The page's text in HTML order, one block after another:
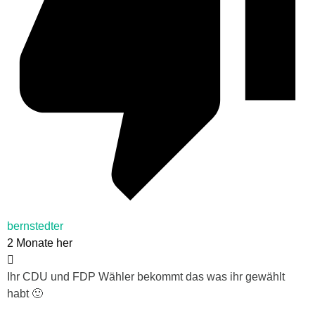
bernstedter
2 Monate her
Ihr CDU und FDP Wähler bekommt das was ihr gewählt
habt 🙂